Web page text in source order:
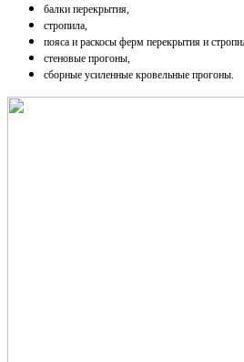
балки перекрытия,
стропила,
пояса и раскосы ферм перекрытия и
стеновые прогоны,
сборные усиленные кровельные прогоны.